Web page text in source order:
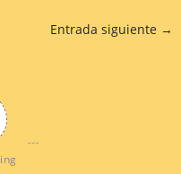
Entrada siguiente →